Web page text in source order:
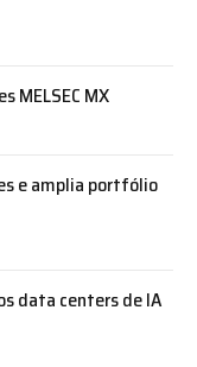
MELSEC MX
e amplia portfólio
data centers de IA